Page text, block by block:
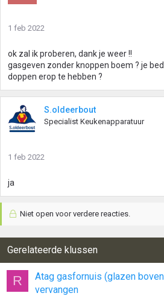
1 feb 2022
ok zal ik proberen, dank je weer !!
gasgeven zonder knoppen boem ? je
doppen erop te hebben ?
S.oldeerbout
Specialist Keukenapparatuur
1 feb 2022
ja
Niet open voor verdere reacties.
Gerelateerde klussen
R
Atag gasfornuis (glazen
vervangen